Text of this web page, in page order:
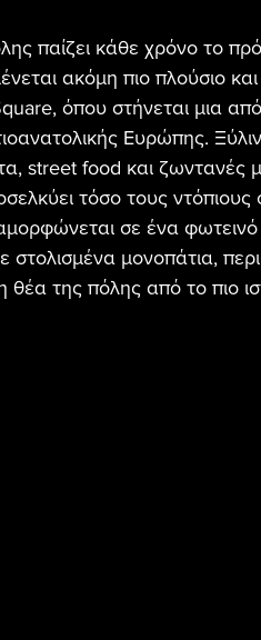
παίζει κάθε χρόνο το
ακόμη πιο πλούσιο
όπου στήνεται μια από
Ευρώπης.
street food και ζωντανές
τόσο τους ντόπιους
σε ένα
μονοπάτια,
θέα της πόλης από το πιο